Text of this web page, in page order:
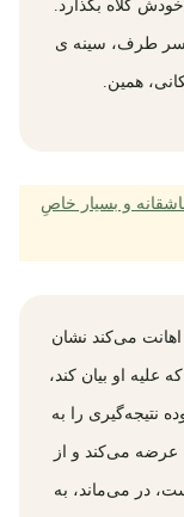
کلاه بگذارد.
سر طرف، سینه ی
همین.
و بسیار خاصِ
می‌کند نشان
او بیان کند،
نتیجه‌گیری را به
عرضه می‌کند و از
در می‌ماند، به